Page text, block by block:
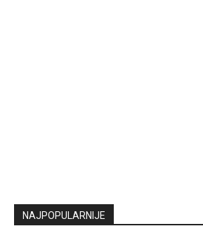
NAJPOPULARNIJE